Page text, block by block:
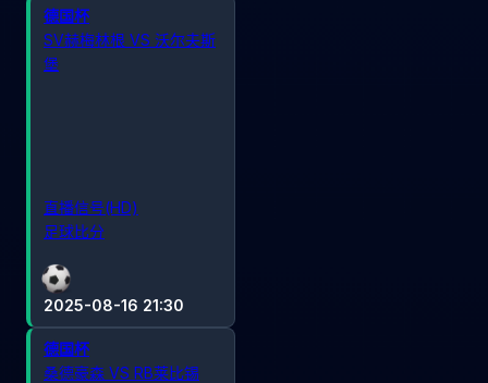
2025-08-16 21:30
德国杯
SV赫梅林根 VS 沃尔夫斯
堡
直播信号(HD)
足球比分
德国杯
桑德豪森 VS RB莱比锡